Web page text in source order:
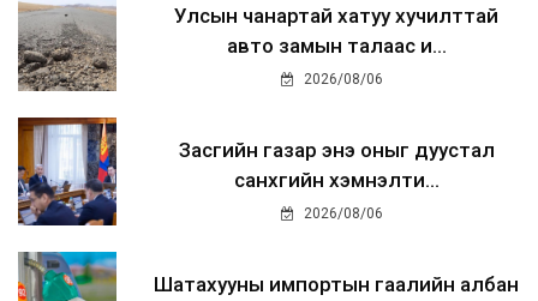
Улсын чанартай хатуу хучилттай
авто замын талаас и...
2026/08/06
Засгийн газар энэ оныг дуустал
санхүүгийн хэмнэлти...
2026/08/06
Шатахууны импортын гаалийн албан